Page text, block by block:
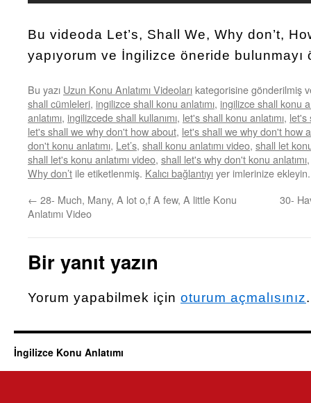
Bu videoda Let’s, Shall We, Why don’t,
yapıyorum ve İngilizce öneride bulunmayı
Bu yazı Uzun Konu Anlatımı Videoları kategorisine gönderilmiş
shall cümleleri, ingilizce shall konu anlatımı, ingilizce shall konu
anlatımı, ingilizcede shall kullanımı, let's shall konu anlatımı, let's
let's shall we why don't how about, let's shall we why don't how
don't konu anlatımı, Let’s, shall konu anlatımı video, shall let
shall let's konu anlatımı video, shall let's why don't konu anlatımı
Why don’t ile etiketlenmiş. Kalıcı bağlantıyıyer imlerinize ekleyin.
← 28- Much, Many, A lot o,f A few, A little Konu
Anlatımı Video
30-
Bir yanıt yazın
Yorum yapabilmek için oturum açmalısınız.
İngilizce Konu Anlatımı